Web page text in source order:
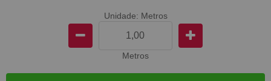
Unidade: Metros
Metros